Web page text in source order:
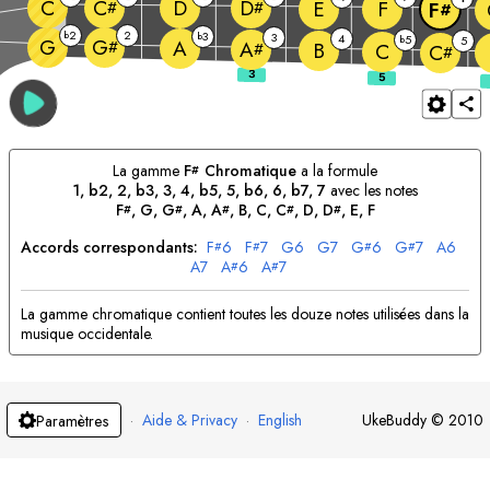
G b2 G# 2 A b3 A# 3 B 4 C b5 C# 5
C C# D D# E F F#
La gamme F# Chromatiquea la formule
1, b2, 2, b3, 3, 4, b5, 5, b6, 6, b7, 7 avec les notes
F#, G, G#, A, A#, B, C, C#, D, D#, E, F
Accords correspondants: F#6 F#7 G6 G7 G#6 G#7 A6
A7 A#6 A#7
La gamme chromatique contient toutes les douze notes utilisées dans la
musique occidentale.
Paramètres · Aide & Privacy · English UkeBuddy © 2010